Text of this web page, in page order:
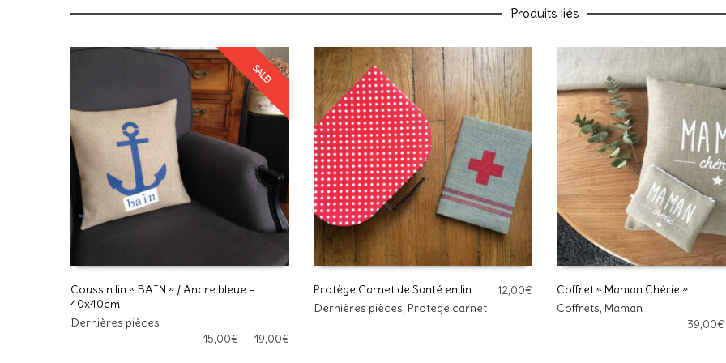
Nom
E-mail
Enregistrer mon nom, mon e-
commentaire.
Ce site utilise Akismet pour
données de vos commentaires
Produits liés
SALE!
Ce
produit
Coussin lin « BAIN » / Ancre bleue –
40x40cm
Dernières pièces
15,00€ – 19,00€
AJOUTER AU PANIER
Protège Carnet de Santé en lin
Dernières pièces, Protège carnet
12,00€
CHOIX DES OPTIONS
Ce
Coffret « Maman Chérie »
Coffrets, Maman
39,00€